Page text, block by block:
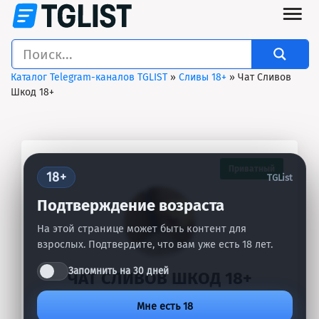
Каталог Telegram-каналов TGLIST » Сливы 18+ » Чат Сливов
Шкод 18+
18+ TGList
Подтверждение возраста
На этой странице может быть контент для
взрослых. Подтвердите, что вам уже есть 18 лет.
Запомнить на 30 дней
Мне есть 18
ЧАТ СЛИВОВ ШКОД 18+
20-02-2026, 02:27